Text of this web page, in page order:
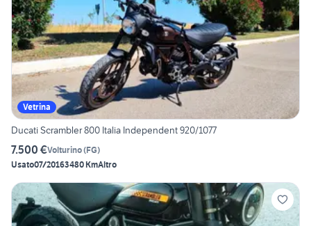
Vetrina
Ducati Scrambler 800 Italia Independent 920/1077
7.500 €Volturino(FG)
Usato07/20163480 KmAltro